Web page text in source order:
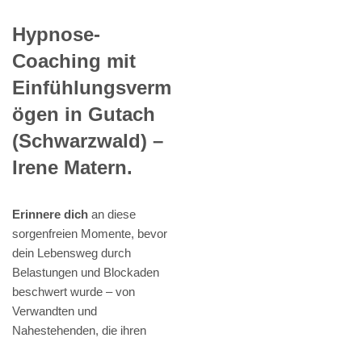
Hypnose-
Coaching mit
Einfühlungsverm
ögen in Gutach
(Schwarzwald) –
Irene Matern.
Erinnere dich an diese
sorgenfreien Momente, bevor
dein Lebensweg durch
Belastungen und Blockaden
beschwert wurde – von
Verwandten und
Nahestehenden, die ihren